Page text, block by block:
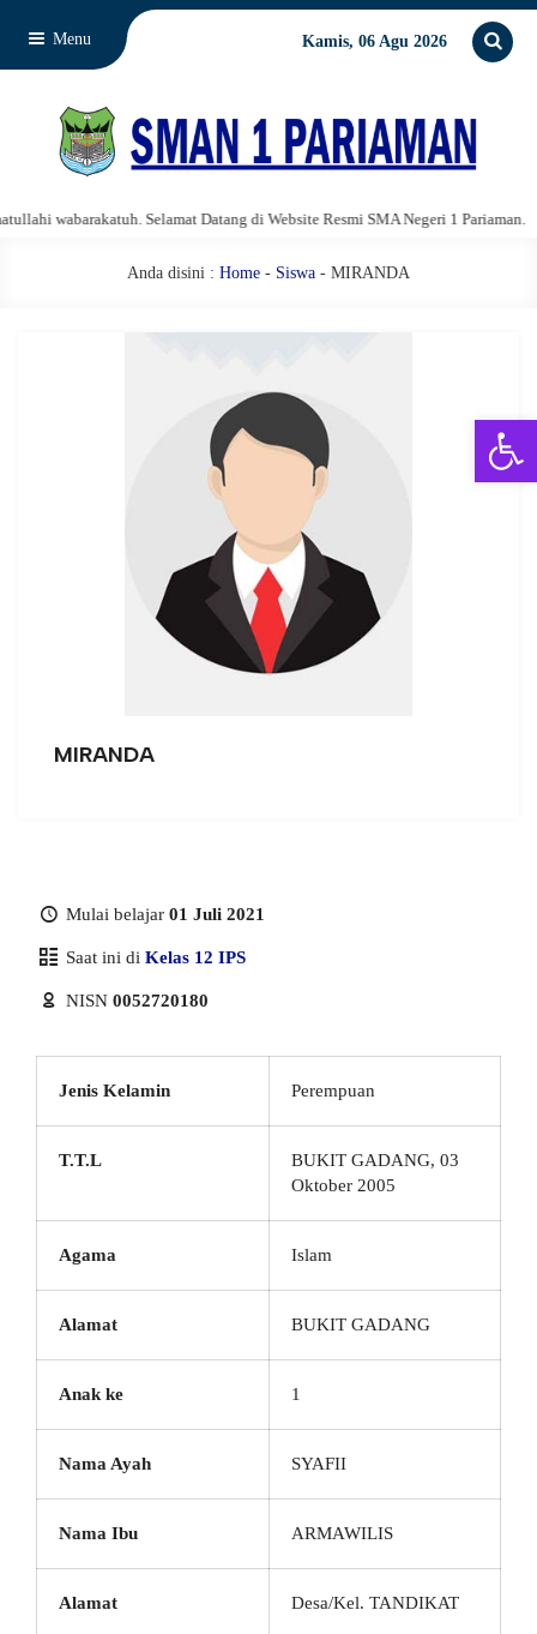
Menu Kamis, 06 Agu 2026
wabarakatuh. Selamat Datang di Website Resmi SMA Negeri 1 Pariaman.
Anda disini : Home - Siswa - MIRANDA
MIRANDA
Mulai belajar 01 Juli 2021
Saat ini di Kelas 12 IPS
NISN 0052720180
Jenis Kelamin Perempuan
T.T.L
BUKIT GADANG, 03
Oktober 2005
Agama Islam
Alamat BUKIT GADANG
Anak ke 1
Nama Ayah SYAFII
Nama Ibu ARMAWILIS
Alamat Desa/Kel. TANDIKAT